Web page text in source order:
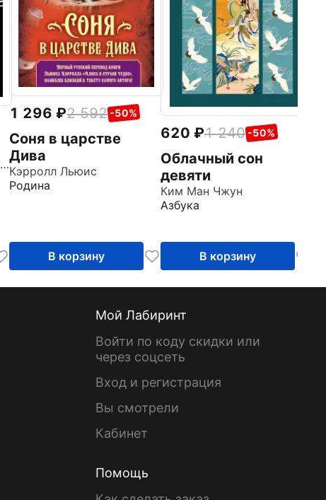
Волкофф Владимир Николаевич
1 296 2 592 -50%
Соня в царстве
Дива
Кэрролл Льюис
Родина
В корзину
620 1 240 -50%
Облачный сон
девяти
Ким Ман Чжун
Азбука
В корзину
Мой Лабиринт
Войти по коду скидки или
через соцсеть
Вход и регистрация
Вы смотрели
Кабинет
Помощь